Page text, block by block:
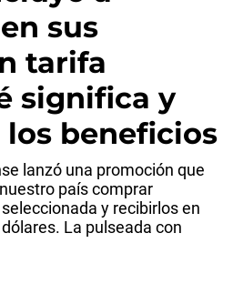
sus
tarifa
significa y
los beneficios
lanzó una promoción que
país comprar
y recibirlos en
La pulseada con